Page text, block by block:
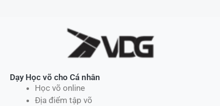
Dạy Học võ cho Cá nhân
Học võ online
Địa điểm tập võ